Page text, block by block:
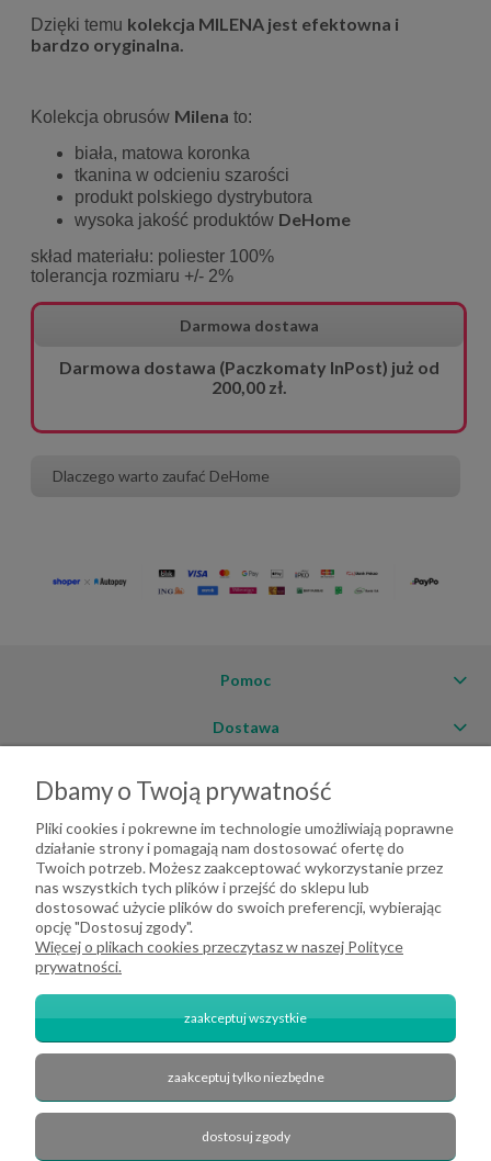
Dzięki temu kolekcja MILENA jest efektowna i
bardzo oryginalna.
Kolekcja obrusów Milena to:
biała, matowa koronka
tkanina w odcieniu szarości
produkt polskiego dystrybutora
wysoka jakość produktów DeHome
skład materiału: poliester 100%
tolerancja rozmiaru +/- 2%
Darmowa dostawa
Darmowa dostawa (Paczkomaty InPost) już od
200,00 zł.
Dlaczego warto zaufać DeHome
Pomoc
Dostawa
O firmie
2026 DeHome.pl | Tekstylia domowe DeHome | Przemysłowa 8, 43-430
Pierściec | E-mail: dehome@dehome.pl | Tel.: 733 666 100 | "INARI" SPÓŁKA
CYWILNA BARTŁOMIEJ SOBINA, ZDZISŁAW BOJDA | NIP: 6332161340 |
Dbamy o Twoją prywatność
Pliki cookies i pokrewne im technologie umożliwiają poprawne
działanie strony i pomagają nam dostosować ofertę do
Twoich potrzeb. Możesz zaakceptować wykorzystanie przez
nas wszystkich tych plików i przejść do sklepu lub
dostosować użycie plików do swoich preferencji, wybierając
opcję "Dostosuj zgody".
Więcej o plikach cookies przeczytasz w naszej Polityce
prywatności.
zaakceptuj wszystkie
zaakceptuj tylko niezbędne
dostosuj zgody